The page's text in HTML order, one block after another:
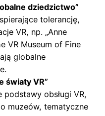
dziedzictwo”
tolerancję,
VR, np. „Anne
VR Museum of Fine
globalne
światy VR”
obsługi VR,
muzeów, tematyczne